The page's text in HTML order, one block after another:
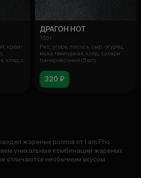
крем-
кляр, с
ДРАГОН HOT
155 г
Рис, угорь, лосось, сыр, огурец,
мука темпурная, кляр, сухари
панировочные (5 шт).
320 ₽
жареных роллов от I am Pho
уникальные комбинации жареных
отличаются необычным вкусом